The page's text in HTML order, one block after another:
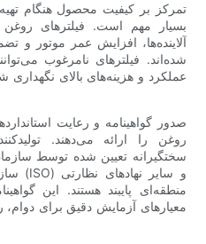
تمرکز بر کیفیت محصول هنگام
بسیار مهم است. فیلترهای روغن
آلاینده‌ها، افزایش عمر موتور و
شده‌اند. فیلترهای نامرغوب
عملکرد و هزینه‌های بالای
صدور گواهینامه و رعایت
روغن را ارائه می‌دهند.
سختگیرانه تعیین شده توسط
منطقه‌ای پایبند هستند. این
معیارهای آزمایش دقیق برای دوام،